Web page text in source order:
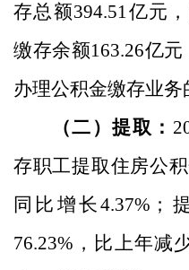
存总额394.51亿元
缴存余额163.26亿元
办理公积金缴存业务
（二）提取：
存职工提取住房公
同比增长4.37% ；
76.23% ，比上年减